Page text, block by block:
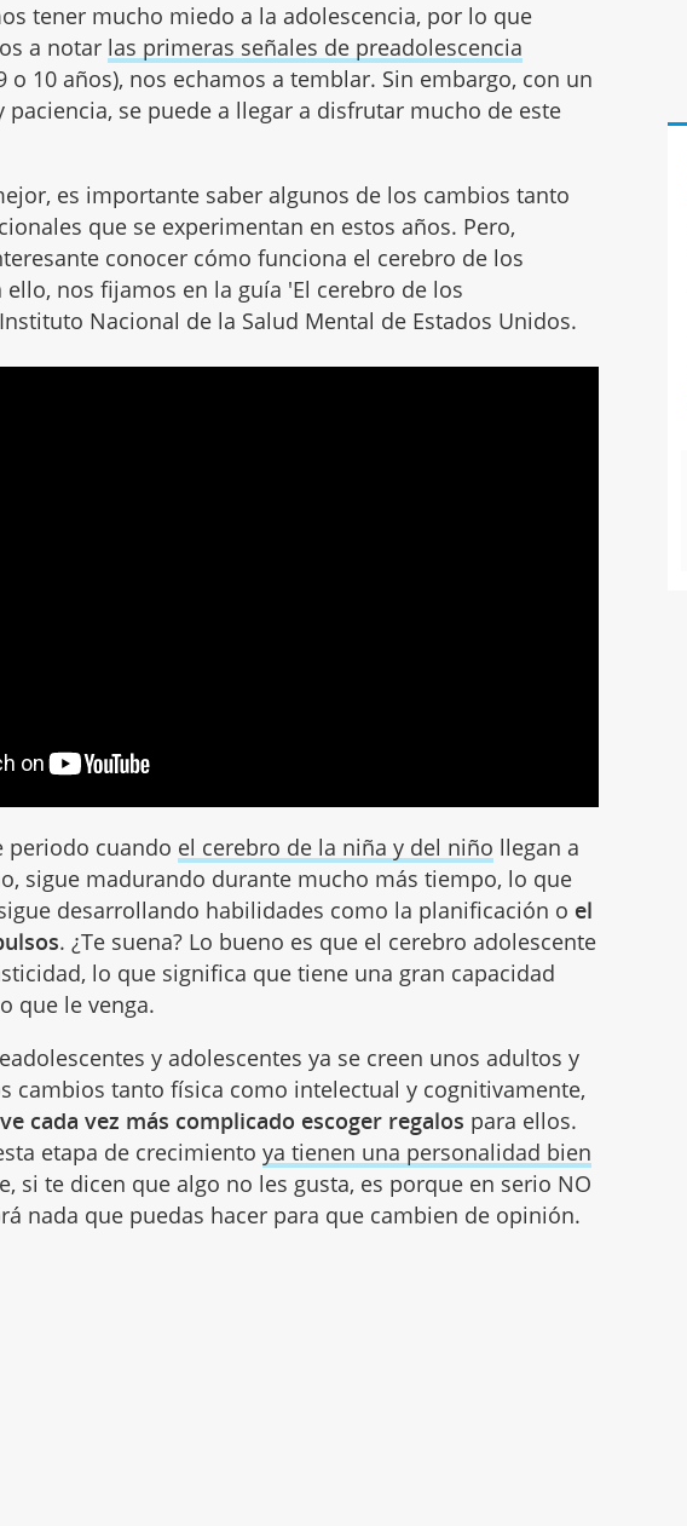
tener mucho miedo a la adolescencia, por lo que
a notar las primeras señales de preadolescencia
o 10 años), nos echamos a temblar. Sin embargo, con un
paciencia, se puede a llegar a disfrutar mucho de este
es importante saber algunos de los cambios tanto
que se experimentan en estos años. Pero,
conocer cómo funciona el cerebro de los
ello, nos fijamos en la guía 'El cerebro de los
Nacional de la Salud Mental de Estados Unidos.
periodo cuando el cerebro de la niña y del niño llegan a
sigue madurando durante mucho más tiempo, lo que
desarrollando habilidades como la planificación o el
. ¿Te suena? Lo bueno es que el cerebro adolescente
lo que significa que tiene una gran capacidad
que le venga.
y adolescentes ya se creen unos adultos y
cambios tanto física como intelectual y cognitivamente,
cada vez más complicado escoger regalos para ellos.
etapa de crecimientoya tienen una personalidad bien
si te dicen que algo no les gusta, es porque en serio NO
nada que puedas hacer para que cambien de opinión.